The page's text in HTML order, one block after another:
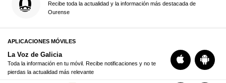
Recibe toda la actualidad y la información más destacada de
Ourense
APLICACIONES MÓVILES
La Voz de Galicia
Toda la información en tu móvil. Recibe notificaciones y no te
pierdas la actualidad más relevante